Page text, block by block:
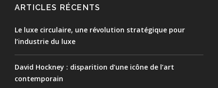
ARTICLES RÉCENTS
Le luxe circulaire, une révolution stratégique pour
l’industrie du luxe
David Hockney : disparition d’une icône de l’art
contemporain